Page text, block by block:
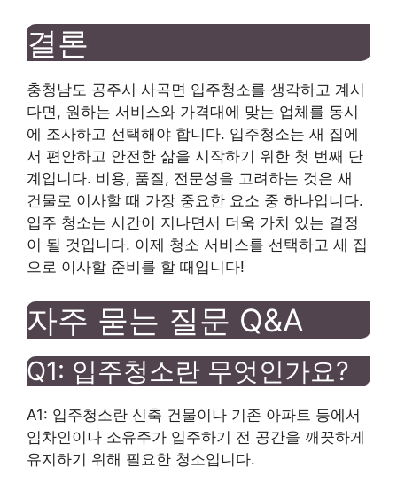
결론
충청남도 공주시 사곡면 입주청소를 생각하고 계시
다면, 원하는 서비스와 가격대에 맞는 업체를 동시
에 조사하고 선택해야 합니다. 입주청소는 새 집에
서 편안하고 안전한 삶을 시작하기 위한 첫 번째 단
계입니다. 비용, 품질, 전문성을 고려하는 것은 새
건물로 이사할 때 가장 중요한 요소 중 하나입니다.
입주 청소는 시간이 지나면서 더욱 가치 있는 결정
이 될 것입니다. 이제 청소 서비스를 선택하고 새 집
으로 이사할 준비를 할 때입니다!
자주 묻는 질문 Q&A
Q1: 입주청소란 무엇인가요?
A1: 입주청소란 신축 건물이나 기존 아파트 등에서
임차인이나 소유주가 입주하기 전 공간을 깨끗하게
유지하기 위해 필요한 청소입니다.